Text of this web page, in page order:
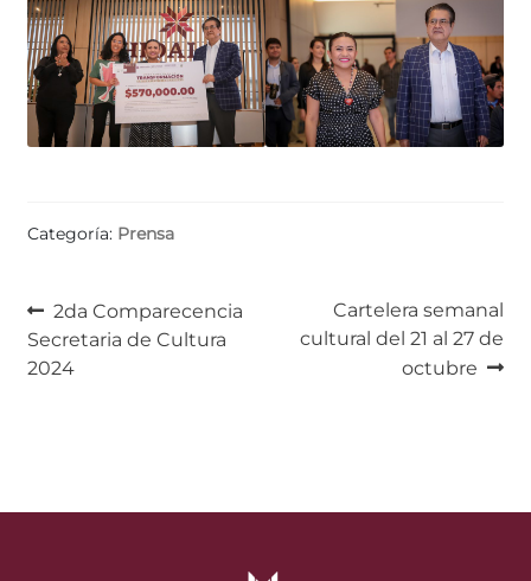
Categoría: Prensa
Navegación
de
Anterior:
2da Comparecencia
Secretaria de Cultura
2024
Siguiente:
Cartelera semanal
cultural del 21 al 27 de
octubre